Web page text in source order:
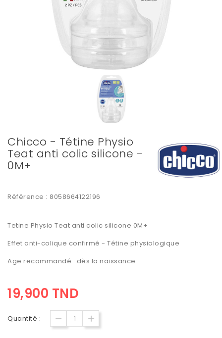
Chicco - Tétine Physio
Teat anti colic silicone -
0M+
Référence : 8058664122196
Tetine Physio Teat anti colic silicone 0M+
Effet anti-colique confirmé - Tétine physiologique
Age recommandé : dès la naissance
19,900 TND
Quantité :